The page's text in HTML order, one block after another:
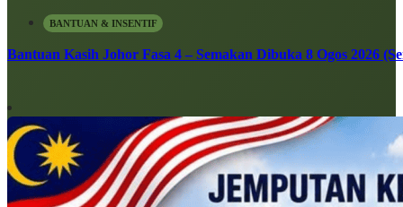
BANTUAN & INSENTIF
Bantuan Kasih Johor Fasa 4 – Semakan Dibuka 8 Ogos 2026